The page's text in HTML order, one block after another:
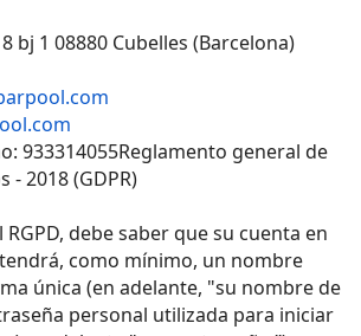
bj 1 08880 Cubelles (Barcelona)
933314055Reglamento general de
- 2018 (GDPR)
debe saber que su cuenta en
como mínimo, un nombre
única (en adelante, "su nombre de
personal utilizada para iniciar